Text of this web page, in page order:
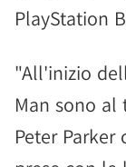
PlayStation
"All'inizio
Man sono al
Peter Parker